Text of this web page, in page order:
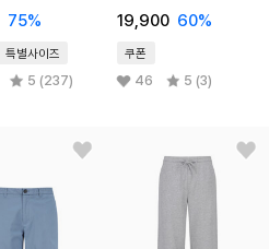
75%
특별사이즈
5 (237)
19,900 60%
쿠폰
46 5 (3)